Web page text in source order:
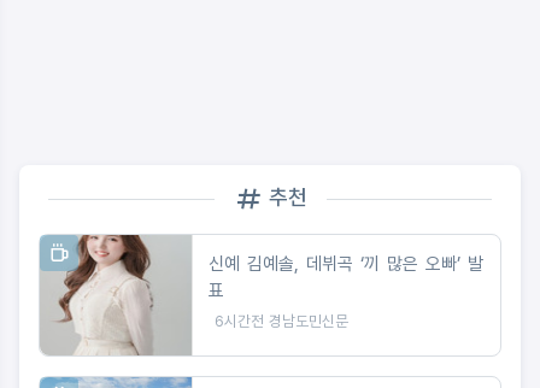
추천
신예 김예솔, 데뷔곡 ‘끼 많은 오빠’ 발
표
6시간전 경남도민신문